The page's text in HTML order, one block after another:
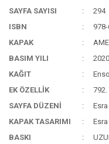
SAYFA SAYISI
294
ISBN
KAPAK
BASIM YILI
2020
KAĞIT
Enso
EK ÖZELLİK
792.
SAYFA DÜZENİ
KAPAK TASARIMI
BASKI